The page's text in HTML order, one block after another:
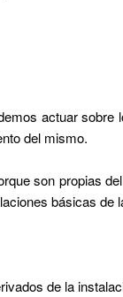
actuar sobre
del mismo.
son propias
básicas de
de la